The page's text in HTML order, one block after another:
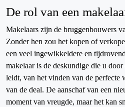
De rol van een
Makelaars zijn de bruggenbouwers
Zonder hen zou het kopen of
een veel ingewikkeldere en
makelaar is de deskundige die u
leidt, van het vinden van de perfecte
van de deal. De aanschaf van een
moment van vreugde, maar het kan